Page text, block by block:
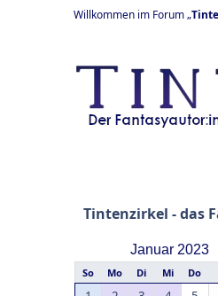
Willkommen im Forum „
Tintenzirkel - das
Januar 2023
So Mo Di Mi Do